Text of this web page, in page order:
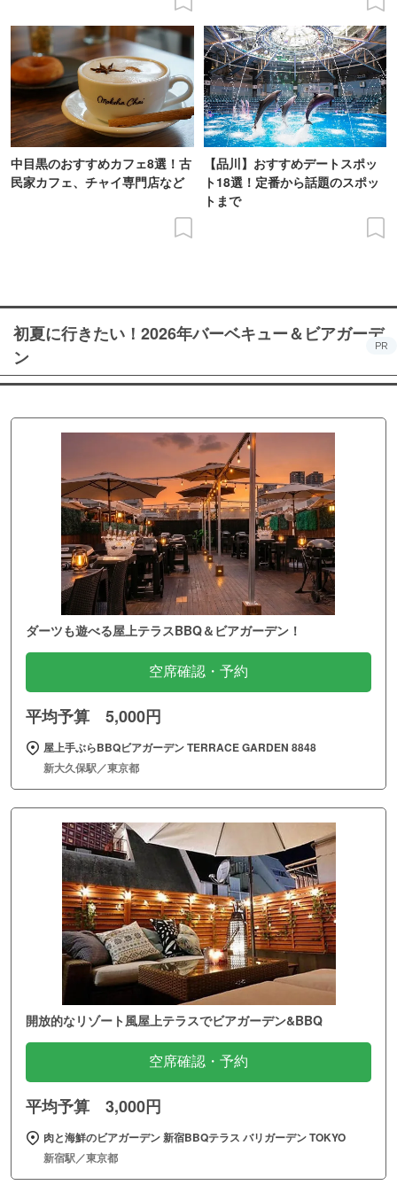
中目黒のおすすめカフェ8選！古
民家カフェ、チャイ専門店など
【品川】おすすめデートスポッ
ト18選！定番から話題のスポッ
トまで
初夏に行きたい！2026年バーベキュー＆ビアガーデ
ン
PR
ダーツも遊べる屋上テラスBBQ＆ビアガーデン！
空席確認・予約
平均予算 5,000円
屋上手ぶらBBQビアガーデン TERRACE GARDEN 8848
新大久保駅／東京都
開放的なリゾート風屋上テラスでビアガーデン&BBQ
空席確認・予約
平均予算 3,000円
肉と海鮮のビアガーデン 新宿BBQテラス バリガーデン TOKYO
新宿駅／東京都